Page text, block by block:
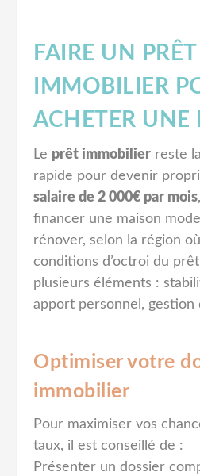
FAIRE UN PRÊT
IMMOBILIER
ACHETER UNE
Le prêt immobilier reste
rapide pour devenir
salaire de 2 000€ par mois
financer une maison
rénover, selon la région
conditions d’octroi du
plusieurs éléments :
apport personnel, gestion
Optimiser votre
immobilier
Pour maximiser vos
taux, il est conseillé de :
Présenter un dossier